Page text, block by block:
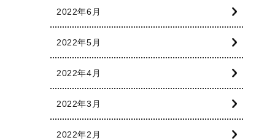
2022年6月
2022年5月
2022年4月
2022年3月
2022年2月